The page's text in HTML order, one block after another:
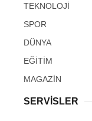
TEKNOLOJİ
SPOR
DÜNYA
EĞİTİM
MAGAZİN
SERVİSLER